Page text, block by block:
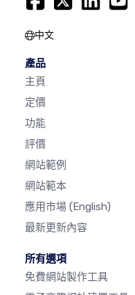
中文
產品
主頁
定價
功能
評價
網站範例
網站範本
應用市場 (English)
最新更新內容
所有選項
免費網站製作工具